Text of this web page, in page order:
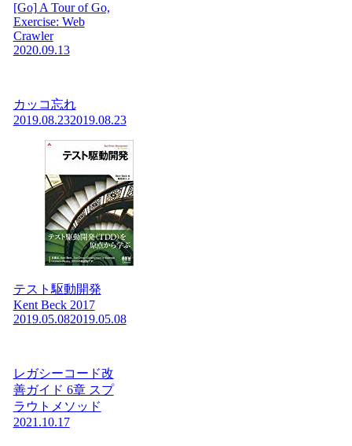
[Go] A Tour of Go,
Exercise: Web
Crawler
2020.09.13
カッコ忘れ
2019.08.232019.08.23
テスト駆動開発
Kent Beck 2017
2019.05.082019.05.08
レガシーコード改
善ガイド 6章 スプ
ラウトメソッド
2021.10.17